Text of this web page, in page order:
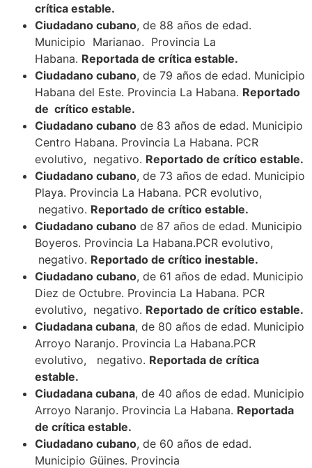
crítica estable.
Ciudadano cubano, de 88 años de edad.
Municipio Marianao. Provincia La
Habana. Reportada de crítica estable.
Ciudadano cubano, de 79 años de edad. Municipio
Habana del Este. Provincia La Habana. Reportado
de crítico estable.
Ciudadano cubano de 83 años de edad. Municipio
Centro Habana. Provincia La Habana. PCR
evolutivo, negativo. Reportado de crítico estable.
Ciudadano cubano, de 73 años de edad. Municipio
Playa. Provincia La Habana. PCR evolutivo,
negativo. Reportado de crítico estable.
Ciudadano cubano de 87 años de edad. Municipio
Boyeros. Provincia La Habana.PCR evolutivo,
negativo. Reportado de crítico inestable.
Ciudadano cubano, de 61 años de edad. Municipio
Diez de Octubre. Provincia La Habana. PCR
evolutivo, negativo. Reportado de crítico estable.
Ciudadana cubana, de 80 años de edad. Municipio
Arroyo Naranjo. Provincia La Habana.PCR
evolutivo, negativo. Reportada de crítica
estable.
Ciudadana cubana, de 40 años de edad. Municipio
Arroyo Naranjo. Provincia La Habana. Reportada
de crítica estable.
Ciudadano cubano, de 60 años de edad.
Municipio Güines. Provincia